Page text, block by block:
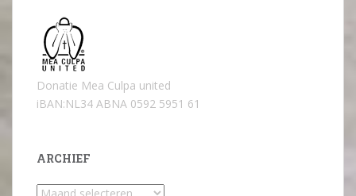
Donatie Mea Culpa united
iBAN:NL34 ABNA 0592 5951 61
ARCHIEF
Archief